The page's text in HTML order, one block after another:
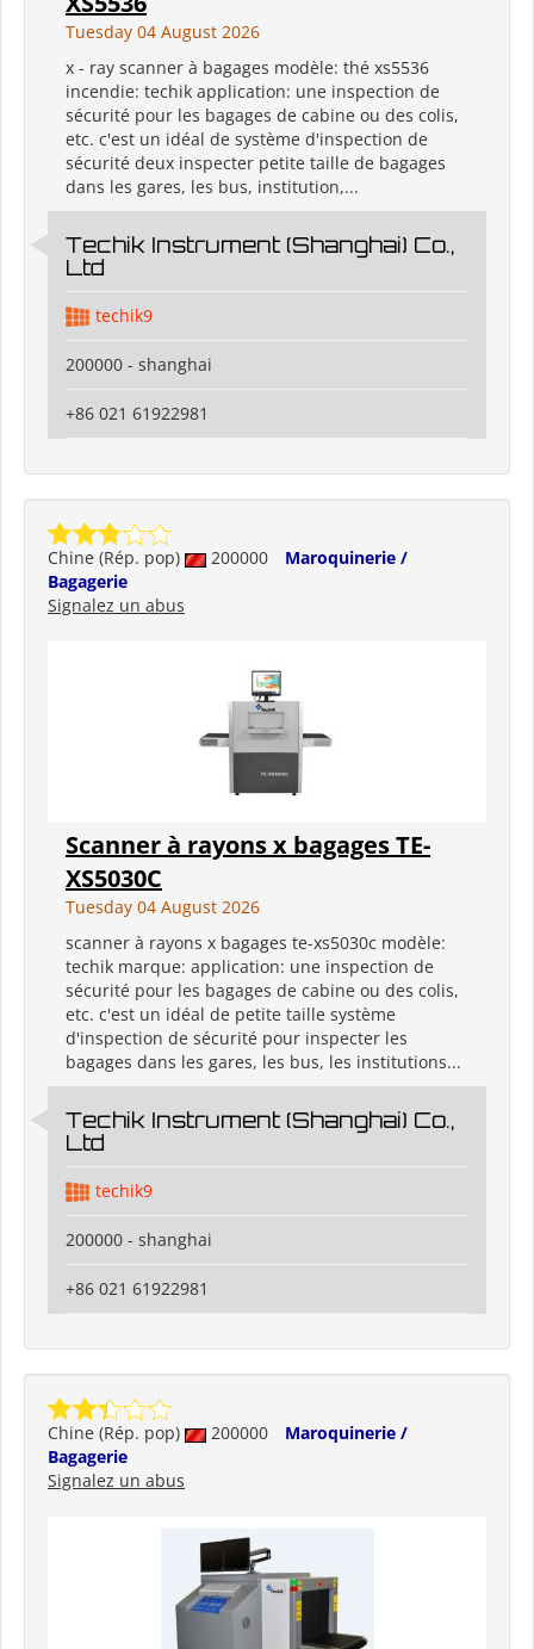
Tuesday 04 August 2026
x - ray scanner à bagages modèle: thé xs5536
incendie: techik application: une inspection de
sécurité pour les bagages de cabine ou des colis,
etc. c'est un idéal de système d'inspection de
sécurité deux inspecter petite taille de bagages
dans les gares, les bus, institution,...
Techik Instrument (Shanghai) Co.,
Ltd
techik9
200000 - shanghai
+86 021 61922981
Chine (Rép. pop) 200000
Maroquinerie /
Bagagerie
Signalez un abus
Scanner à rayons x bagages TE-
XS5030C
Tuesday 04 August 2026
scanner à rayons x bagages te-xs5030c modèle:
techik marque: application: une inspection de
sécurité pour les bagages de cabine ou des colis,
etc. c'est un idéal de petite taille système
d'inspection de sécurité pour inspecter les
bagages dans les gares, les bus, les institutions...
Techik Instrument (Shanghai) Co.,
Ltd
techik9
200000 - shanghai
+86 021 61922981
Chine (Rép. pop) 200000
Maroquinerie /
Bagagerie
Signalez un abus